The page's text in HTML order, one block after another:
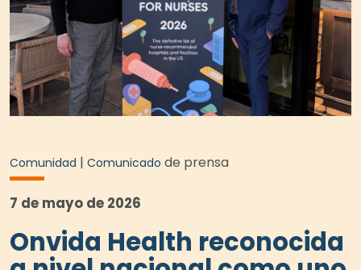
Comunidad | Comunicado de prensa
7 de mayo de 2026
Onvida Health reconocida